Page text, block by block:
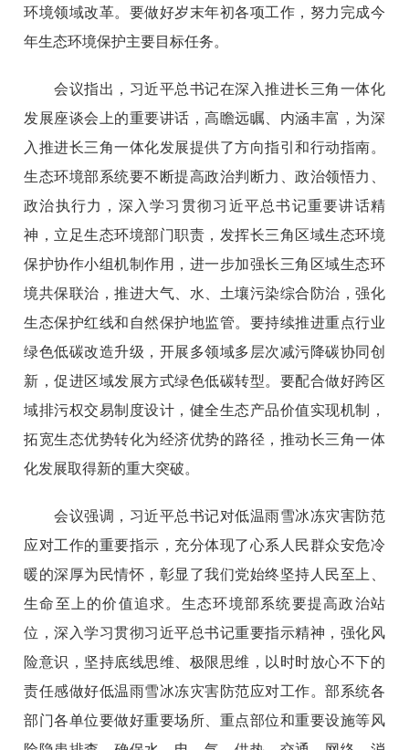
环境领域改革。要做好岁末年初各项工作，努力完成今
年生态环境保护主要目标任务。
会议指出，习近平总书记在深入推进长三角一体化
发展座谈会上的重要讲话，高瞻远瞩、内涵丰富，为深
入推进长三角一体化发展提供了方向指引和行动指南。
生态环境部系统要不断提高政治判断力、政治领悟力、
政治执行力，深入学习贯彻习近平总书记重要讲话精
神，立足生态环境部门职责，发挥长三角区域生态环境
保护协作小组机制作用，进一步加强长三角区域生态环
境共保联治，推进大气、水、土壤污染综合防治，强化
生态保护红线和自然保护地监管。要持续推进重点行业
绿色低碳改造升级，开展多领域多层次减污降碳协同创
新，促进区域发展方式绿色低碳转型。要配合做好跨区
域排污权交易制度设计，健全生态产品价值实现机制，
拓宽生态优势转化为经济优势的路径，推动长三角一体
化发展取得新的重大突破。
会议强调，习近平总书记对低温雨雪冰冻灾害防范
应对工作的重要指示，充分体现了心系人民群众安危冷
暖的深厚为民情怀，彰显了我们党始终坚持人民至上、
生命至上的价值追求。生态环境部系统要提高政治站
位，深入学习贯彻习近平总书记重要指示精神，强化风
险意识，坚持底线思维、极限思维，以时时放心不下的
责任感做好低温雨雪冰冻灾害防范应对工作。部系统各
部门各单位要做好重要场所、重点部位和重要设施等风